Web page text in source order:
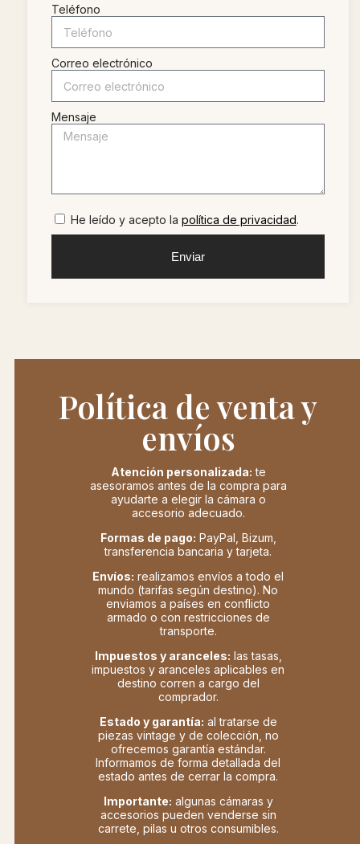
Teléfono
Correo electrónico
Mensaje
He leído y acepto la política de privacidad.
Enviar
Política de venta y
envíos
Atención personalizada: te
asesoramos antes de la compra para
ayudarte a elegir la cámara o
accesorio adecuado.
Formas de pago: PayPal, Bizum,
transferencia bancaria y tarjeta.
Envíos: realizamos envíos a todo el
mundo (tarifas según destino). No
enviamos a países en conflicto
armado o con restricciones de
transporte.
Impuestos y aranceles: las tasas,
impuestos y aranceles aplicables en
destino corren a cargo del
comprador.
Estado y garantía: al tratarse de
piezas vintage y de colección, no
ofrecemos garantía estándar.
Informamos de forma detallada del
estado antes de cerrar la compra.
Importante: algunas cámaras y
accesorios pueden venderse sin
carrete, pilas u otros consumibles.